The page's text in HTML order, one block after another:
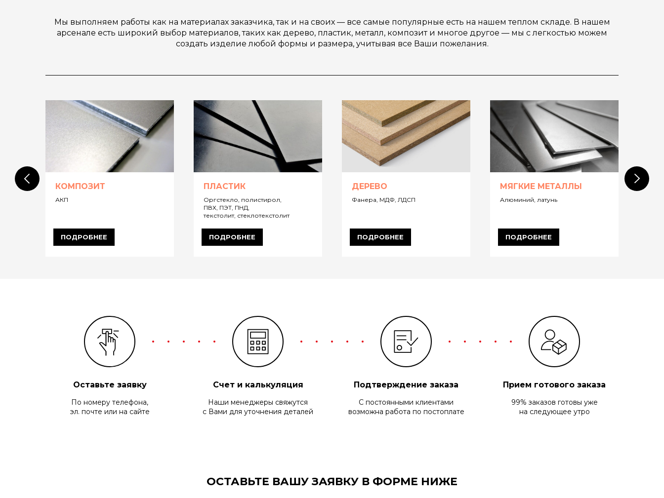
Мы выполняем работы как на материалах заказчика, так и на своих — все самые популярные есть на нашем теплом складе. В нашем
арсенале есть широкий выбор материалов, таких как дерево, пластик, металл, композит и многое другое — мы с легкостью можем
создать изделие любой формы и размера, учитывая все Ваши пожелания.
КОМПОЗИТ
АКП
ПОДРОБНЕЕ
ПЛАСТИК
Оргстекло, полистирол,
ПВХ, ПЭТ, ПНД,
текстолит, стеклотекстолит
ПОДРОБНЕЕ
ДЕРЕВО
Фанера, МДФ, ЛДСП
ПОДРОБНЕЕ
МЯГКИЕ МЕТАЛЛЫ
Алюминий, латунь
ПОДРОБНЕЕ
Оставьте заявку
По номеру телефона,
эл. почте или на сайте
Счет и калькуляция
Наши менеджеры свяжутся
с Вами для уточнения деталей
Подтверждение заказа
С постоянными клиентами
возможна работа по постоплате
Прием готового заказа
99% заказов готовы уже
на следующее утро
ОСТАВЬТЕ ВАШУ ЗАЯВКУ В ФОРМЕ НИЖЕ